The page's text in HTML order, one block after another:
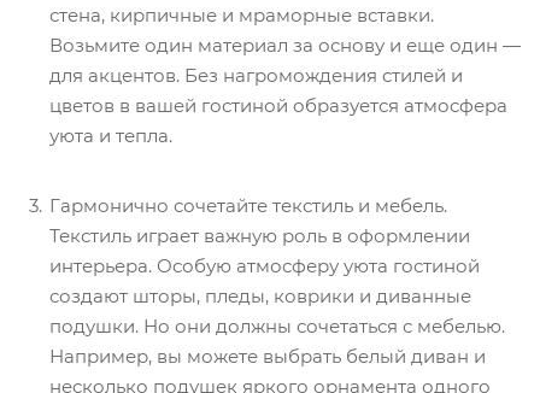
стена, кирпичные и мраморные вставки.
Возьмите один материал за основу и еще один —
для акцентов. Без нагромождения стилей и
цветов в вашей гостиной образуется атмосфера
уюта и тепла.
Гармонично сочетайте текстиль и мебель.
Текстиль играет важную роль в оформлении
интерьера. Особую атмосферу уюта гостиной
создают шторы, пледы, коврики и диванные
подушки. Но они должны сочетаться с мебелью.
Например, вы можете выбрать белый диван и
несколько подушек яркого орнамента одного